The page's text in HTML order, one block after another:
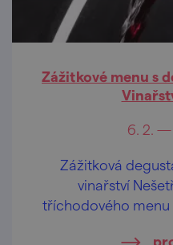
Zážitkové menu s
6. 2. —
Zážitková
vinařství
tříchodového menu